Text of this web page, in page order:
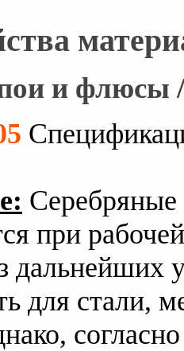
и флюсы /
при
дальнейших
для стали,